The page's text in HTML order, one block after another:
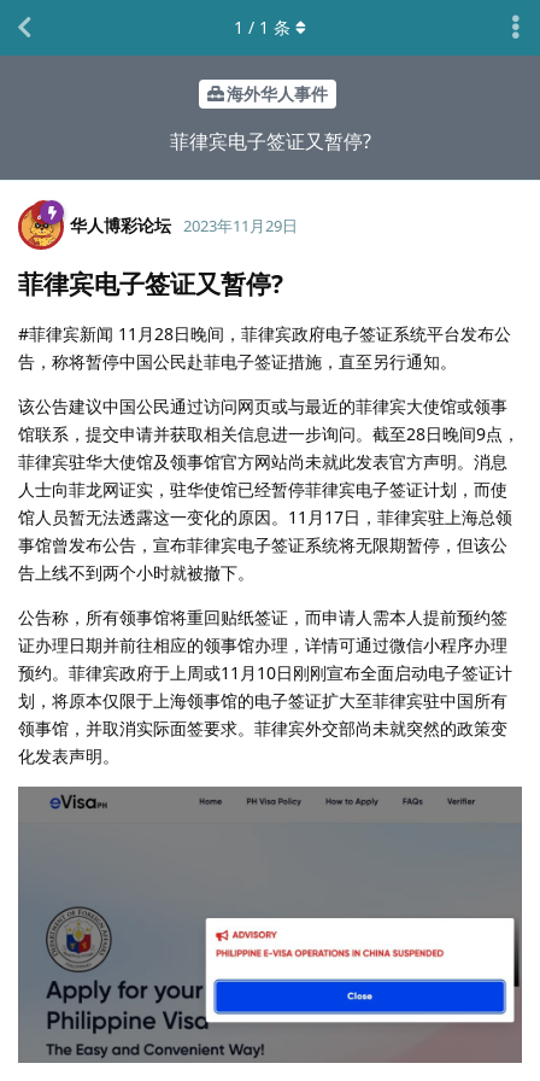
海外华人事件
菲律宾电子签证又暂停?
1 / 1 条
华人博彩论坛 2023年11月29日
菲律宾电子签证又暂停?
#菲律宾新闻 11月28日晚间，菲律宾政府电子签证系统平台发布公
告，称将暂停中国公民赴菲电子签证措施，直至另行通知。
该公告建议中国公民通过访问网页或与最近的菲律宾大使馆或领事
馆联系，提交申请并获取相关信息进一步询问。截至28日晚间9点，
菲律宾驻华大使馆及领事馆官方网站尚未就此发表官方声明。消息
人士向菲龙网证实，驻华使馆已经暂停菲律宾电子签证计划，而使
馆人员暂无法透露这一变化的原因。11月17日，菲律宾驻上海总领
事馆曾发布公告，宣布菲律宾电子签证系统将无限期暂停，但该公
告上线不到两个小时就被撤下。
公告称，所有领事馆将重回贴纸签证，而申请人需本人提前预约签
证办理日期并前往相应的领事馆办理，详情可通过微信小程序办理
预约。菲律宾政府于上周或11月10日刚刚宣布全面启动电子签证计
划，将原本仅限于上海领事馆的电子签证扩大至菲律宾驻中国所有
领事馆，并取消实际面签要求。菲律宾外交部尚未就突然的政策变
化发表声明。